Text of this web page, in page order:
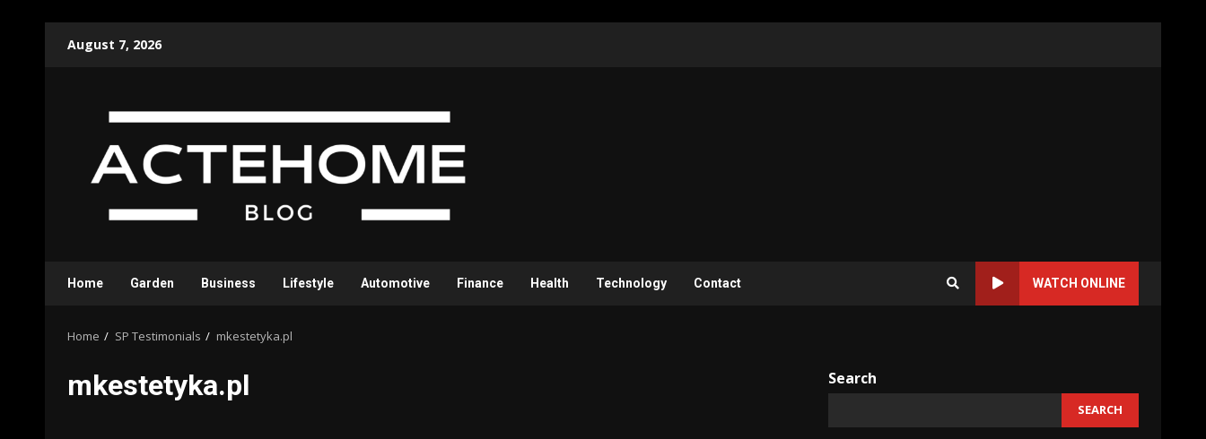
August 7, 2026
Home Garden Business Lifestyle Automotive Finance Health Technology Contact WATCH ONLINE
Home SP Testimonials mkestetyka.pl
mkestetyka.pl Search
SEARCH